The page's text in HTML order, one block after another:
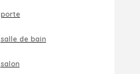
porte
salle de bain
salon